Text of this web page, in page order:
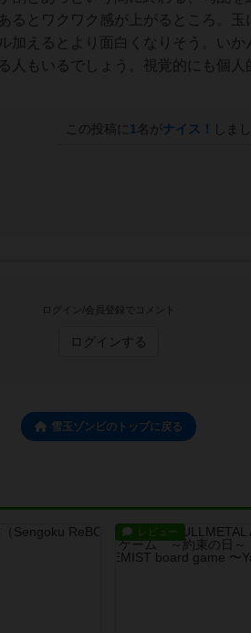
るとワクワク感が上がるところ。
加えるとより面白くなりそう。い
人もいるでしょう。視覚的にも個人
この投稿に 1 名がナイス！ しま
ログイン/会員登録でコメント
ログインする
雪玉ゾンビのトップに戻る
レビュー